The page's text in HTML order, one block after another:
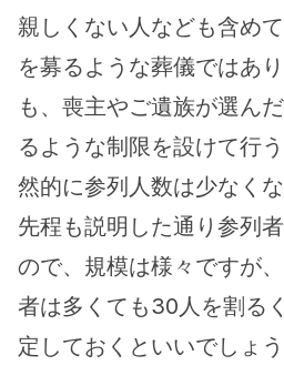
親しくない人なども含め
を募るような葬儀ではあ
も、喪主やご遺族が選ん
るような制限を設けて行
然的に参列人数は少なくな
先程も説明した通り参列
ので、規模は様々ですが
者は多くても30人を割る
定しておくといいでしょう